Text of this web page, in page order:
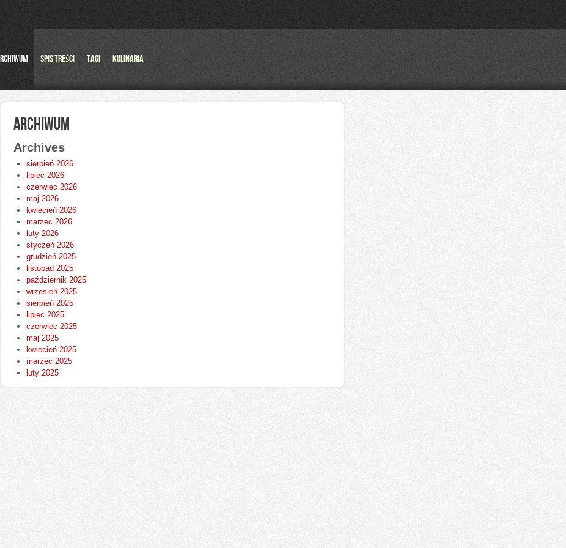
Spis Treści Tagi Kulinaria
ARCHIWUM
Archives
sierpień 2026
lipiec 2026
czerwiec 2026
maj 2026
kwiecień 2026
marzec 2026
luty 2026
styczeń 2026
grudzień 2025
listopad 2025
październik 2025
wrzesień 2025
sierpień 2025
lipiec 2025
czerwiec 2025
maj 2025
kwiecień 2025
marzec 2025
luty 2025